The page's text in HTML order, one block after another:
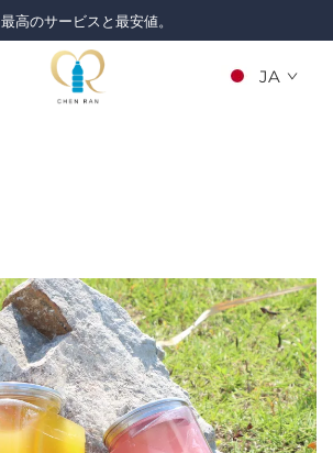
最高のサービスと最安値。
JA